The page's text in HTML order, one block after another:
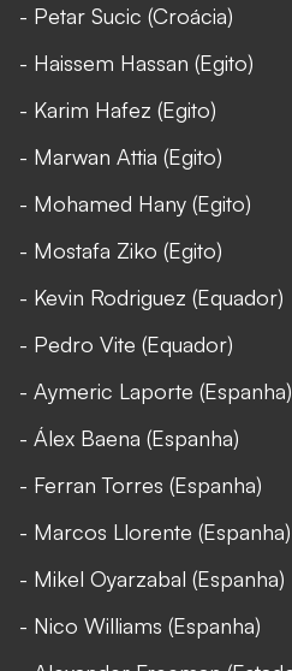
- Petar Sucic (Croácia)
- Haissem Hassan (Egito)
- Karim Hafez (Egito)
- Marwan Attia (Egito)
- Mohamed Hany (Egito)
- Mostafa Ziko (Egito)
- Kevin Rodriguez (Equador)
- Pedro Vite (Equador)
- Aymeric Laporte (Espanha)
- Álex Baena (Espanha)
- Ferran Torres (Espanha)
- Marcos Llorente (Espanha)
- Mikel Oyarzabal (Espanha)
- Nico Williams (Espanha)